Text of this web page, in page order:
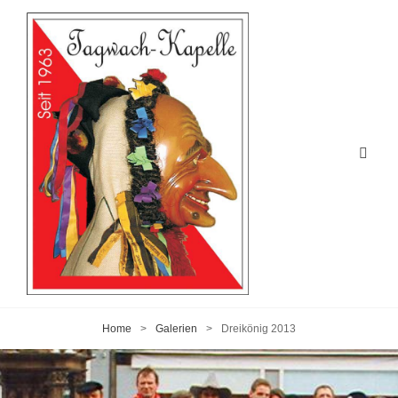
Home > Galerien > Dreikönig 2013